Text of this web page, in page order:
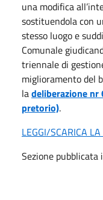
una modifica
sostituendola con
stesso luogo e
Comunale
triennale di
miglioramento del
ladeliberazione nr
pretorio).
LEGGI/SCARICA
Sezione